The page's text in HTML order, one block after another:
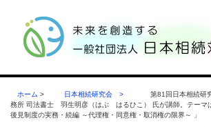
ホーム > 日本相続研究会 >
第81回日本相続研
務所 司法書士 羽生明彦（はぶ はるひこ） 氏が講師。テーマ
後見制度の実務・続編 ～代理権・同意権・取消権の限界～ 」